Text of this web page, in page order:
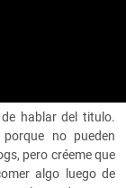
hablar del titulo.
no pueden
pero créeme que
algo luego de